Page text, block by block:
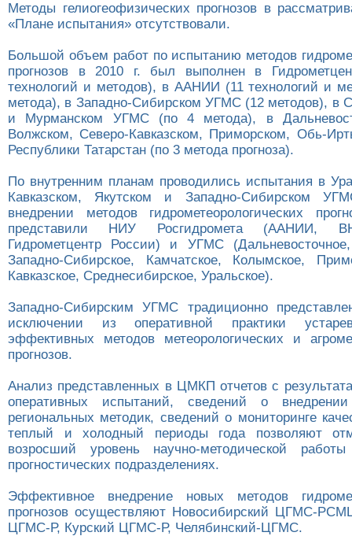
Методы гелиогеофизических прогнозов в
«Плане испытания» отсутствовали.
Большой объем работ по испытанию методов
прогнозов в 2010 г. был выполнен в
технологий и методов), в ААНИИ (11 технологий и
метода), в Западно-Сибирском УГМС (12 методов), в
и Мурманском УГМС (по 4 метода), в
Волжском, Северо-Кавказском, Приморском, Обь-
Республики Татарстан (по 3 метода прогноза).
По внутренним планам проводились испытания в
Кавказском, Якутском и Западно-Сибирском
внедрении методов гидрометеорологических
представили НИУ Росгидромета (ААНИИ,
Гидрометцентр России) и УГМС (Дальневосточное,
Западно-Сибирское, Камчатское, Колымское,
Кавказское, Среднесибирское, Уральское).
Западно-Сибирским УГМС традиционно
исключении из оперативной практики
эффективных методов метеорологических и
прогнозов.
Анализ представленных в ЦМКП отчетов с
оперативных испытаний, сведений о внедрении
региональных методик, сведений о мониторинге
теплый и холодный периоды года позволяют
возросший уровень научно-методической
прогностических подразделениях.
Эффективное внедрение новых методов
прогнозов осуществляют Новосибирский ЦГМС-
ЦГМС-Р, Курский ЦГМС-Р, Челябинский-ЦГМС.